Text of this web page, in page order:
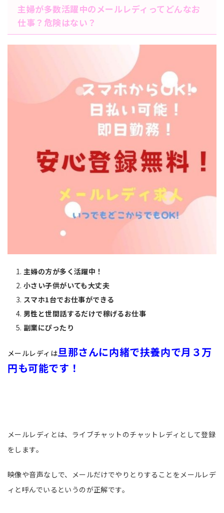
主婦が多数活躍中のメールレディってどんなお
仕事？危険はない？
主婦の方が多く活躍中！
小さい子供がいても大丈夫
スマホ1台でお仕事ができる
男性と世間話するだけで稼げるお仕事
副業にぴったり
メールレディは旦那さんに内緒で扶養内で月３万
円も可能です！
メールレディとは、ライブチャットのチャットレディとして登録
をします。
映像や音声なしで、メールだけでやりとりすることをメールレデ
ィと呼んでいるというのが正解です。